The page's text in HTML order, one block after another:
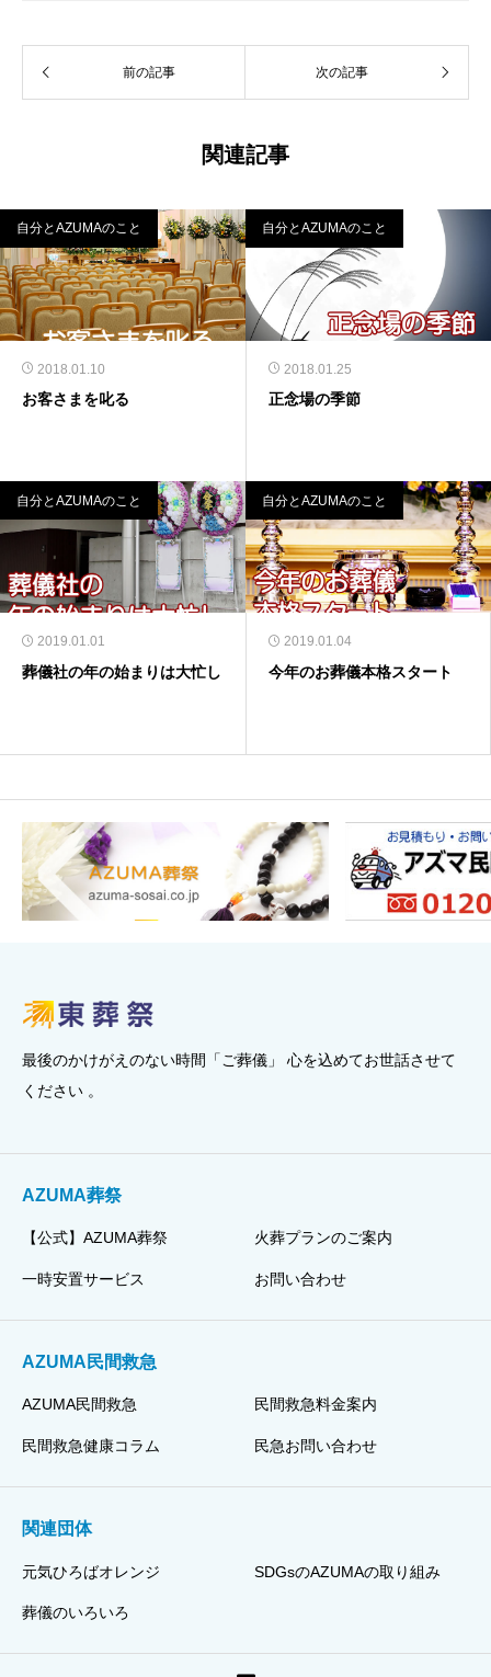
前の記事 次の記事
関連記事
自分とAZUMAのこと
2018.01.10
お客さまを叱る
自分とAZUMAのこと
2018.01.25
正念場の季節
自分とAZUMAのこと
2019.01.01
葬儀社の年の始まりは大忙し
自分とAZUMAのこと
2019.01.04
今年のお葬儀本格スタート
最後のかけがえのない時間「ご葬儀」 心を込めてお世話させて
ください 。
AZUMA葬祭
【公式】AZUMA葬祭 火葬プランのご案内
一時安置サービス お問い合わせ
AZUMA民間救急
AZUMA民間救急 民間救急料金案内
民間救急健康コラム 民急お問い合わせ
関連団体
元気ひろばオレンジ SDGsのAZUMAの取り組み
葬儀のいろいろ